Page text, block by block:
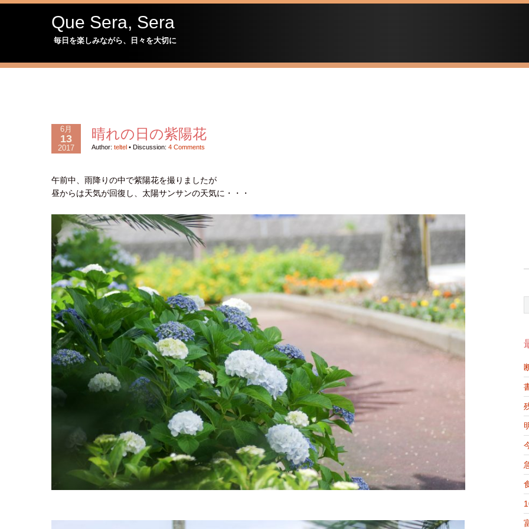
Que Sera, Sera
毎日を楽しみながら、日々を大切に
6月
13
2017
晴れの日の紫陽花
Author: teltel • Discussion: 4 Comments
午前中、雨降りの中で紫陽花を撮りましたが
昼からは天気が回復し、太陽サンサンの天気に・・・